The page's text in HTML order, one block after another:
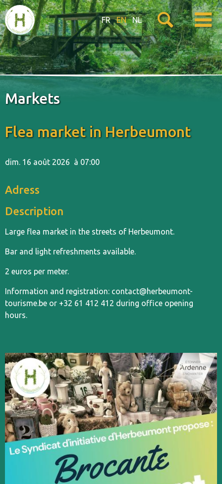
FR EN NL
Markets
Flea market in Herbeumont
dim. 16 août 2026 à 07:00
Adress
Description
Large flea market in the streets of Herbeumont.
Bar and light refreshments available.
2 euros per meter.
Information and registration: contact@herbeumont-
tourisme.be or +32 61 412 412 during office opening
hours.